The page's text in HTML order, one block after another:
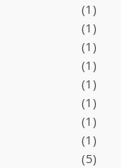
(1)
(1)
(1)
(1)
(1)
(1)
(1)
(1)
(5)